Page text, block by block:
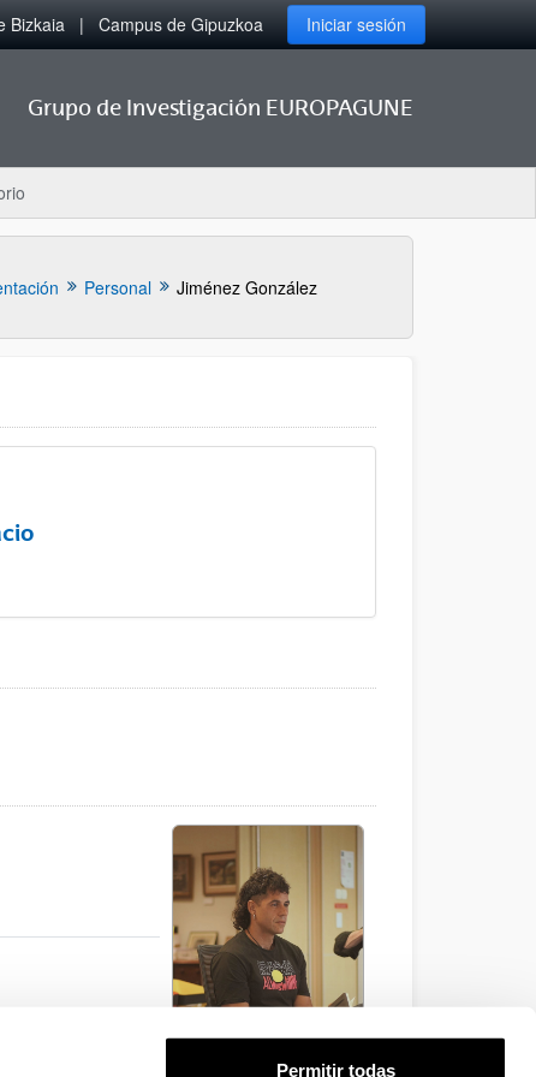
Permitir todas
Bizkaia Campus de Gipuzkoa Iniciar sesión
Grupo de Investigación EUROPAGUNE
Personal Jiménez González